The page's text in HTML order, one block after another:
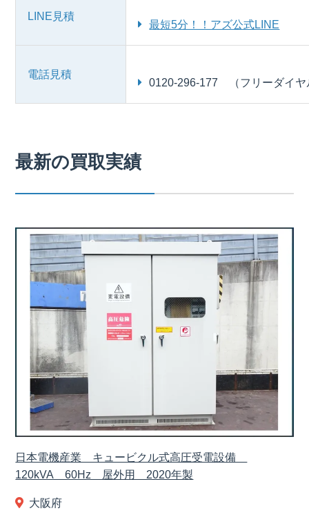
LINE見積
最短5分！！アズ公式LINE
電話見積
0120-296-177 （フリーダイヤ
最新の買取実績
日本電機産業 キュービクル式高圧受電設備
120kVA 60Hz 屋外用 2020年製
大阪府